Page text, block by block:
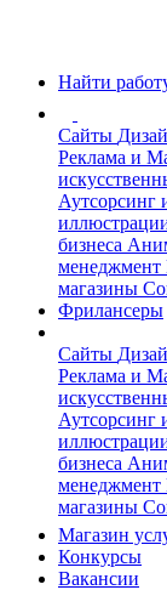
Найти
Сайты
Реклама и
Аутсорсинг
бизнеса
менеджмент
магазины
Фрилансеры
Сайты
Реклама и
Аутсорсинг
бизнеса
менеджмент
магазины
Магазин
Конкурсы
Вакансии